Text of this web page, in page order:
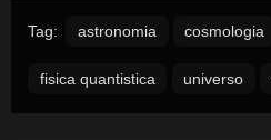
Tag: astronomia cosmologia
fisica quantistica universo